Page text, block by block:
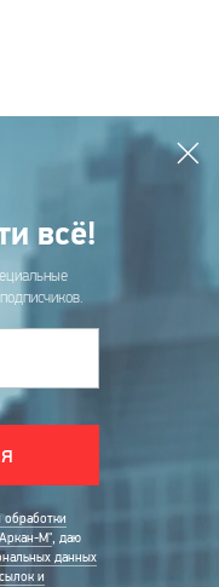
всё!
М", даю
данных
и